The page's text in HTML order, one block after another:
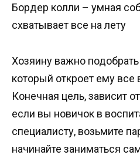
Бордер колли – умная
схватывает все на лету
Хозяину важно
который откроет ему
Конечная цель, зависит
если вы новичок в
специалисту, возьмите
начинайте заниматься